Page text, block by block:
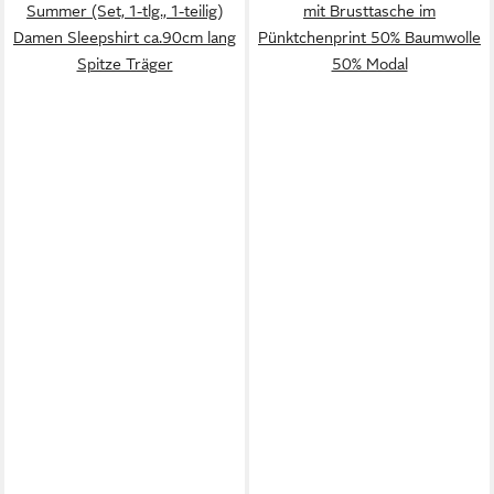
Summer (Set, 1-tlg., 1-teilig)
Damen Sleepshirt ca.90cm lang
Spitze Träger
mit Brusttasche im
Pünktchenprint 50% Baumwolle
50% Modal